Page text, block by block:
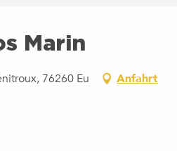
Marin
76260 Eu Anfahrt